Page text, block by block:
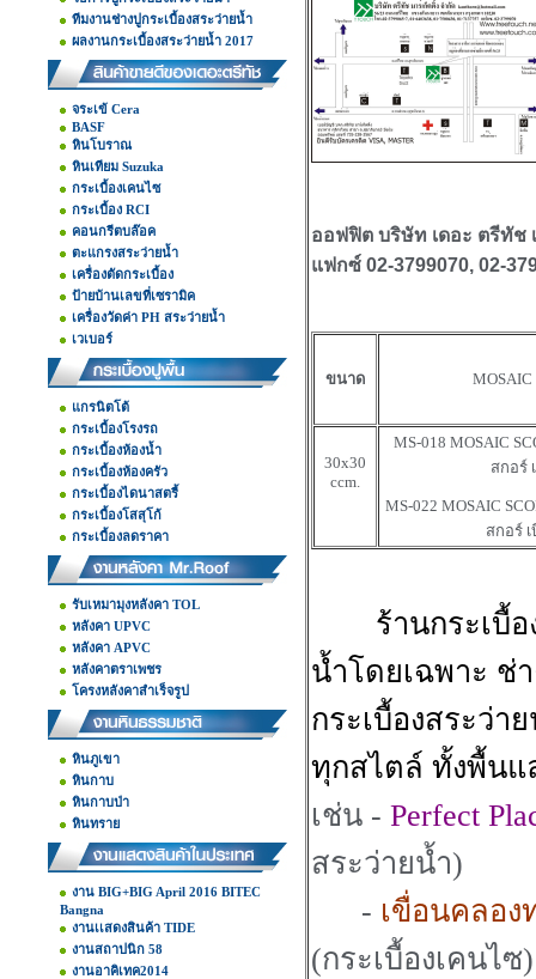
ทีมงานช่างปูกระเบื้องสระว่ายน้ำ
ผลงานกระเบื้องสระว่ายน้ำ 2017
จระเข้ Cera
BASF
หินโบราณ
หินเทียม Suzuka
กระเบื้องเคนไซ
กระเบื้อง RCI
คอนกรีตบล๊อค
ตะแกรงสระว่ายน้ำ
เครื่องตัดกระเบื้อง
ป้ายบ้านเลขที่เซรามิค
เครื่องวัดค่า PH สระว่ายน้ำ
เวเบอร์
แกรนิตโต้
กระเบื้องโรงรถ
กระเบื้องห้องน้ำ
กระเบื้องห้องครัว
กระเบื้องไดนาสตรี้
กระเบื้องโสสุโก้
กระเบื้องลดราคา
รับเหมามุงหลังคา TOL
หลังคา UPVC
หลังคา APVC
หลังคาตราเพชร
โครงหลังคาสำเร็จรูป
หินภูเขา
หินกาบ
หินกาบป่า
หินทราย
งาน BIG+BIG April 2016 BITEC
Bangna
งานเเสดงสินค้า TIDE
งานสถาปนิก 58
งานอาคิเทค2014
ออฟฟิต บริษัท เดอะ ตรีทัช
แฟกซ์ 02-3799070, 02-
ขนาด MOSAIC
30x30
ccm.
MS-018 MOSAIC
สกอร์
MS-022 MOSAIC
สกอร์
ร้านกระเบื้
น้ำโดยเฉพาะ ช่
กระเบื้องสระว่า
ทุกสไตล์ ทั้งพื้นแ
เช่น - Perfect
สระว่ายน้ำ)
- เขื่อนคลอง
(กระเบื้องเคนไซ)